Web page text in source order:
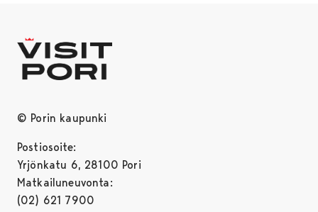
© Porin kaupunki
Postiosoite:
Yrjönkatu 6, 28100 Pori
Matkailuneuvonta:
(02) 621 7900